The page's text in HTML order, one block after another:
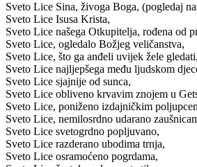
Sveto Lice Sina, živoga Boga, (pogledaj
Sveto Lice Isusa Krista,
Sveto Lice našega Otkupitelja, rođena od
Sveto Lice, ogledalo Božjeg veličanstva,
Sveto Lice, što ga anđeli uvijek žele gledati,
Sveto Lice najljepšega među ljudskom
Sveto Lice sjajnije od sunca,
Sveto Lice obliveno krvavim znojem u
Sveto Lice, poniženo izdajničkim
Sveto Lice, nemilosrdno udarano
Sveto Lice svetogrdno popljuvano,
Sveto Lice razderano ubodima trnja,
Sveto Lice osramoćeno pogrdama,